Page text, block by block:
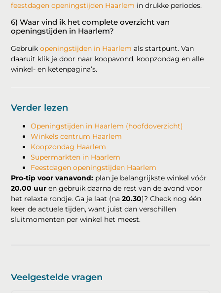
feestdagen openingstijden Haarlem in drukke periodes.
6) Waar vind ik het complete overzicht van
openingstijden in Haarlem?
Gebruikopeningstijden in Haarlem als startpunt. Van
daaruit klik je door naar koopavond, koopzondag en alle
winkel- en ketenpagina’s.
Verder lezen
Openingstijden in Haarlem (hoofdoverzicht)
Winkels centrum Haarlem
Koopzondag Haarlem
Supermarkten in Haarlem
Feestdagen openingstijden Haarlem
Pro-tip voor vanavond: plan je belangrijkste winkel vóór
20.00 uur en gebruik daarna de rest van de avond voor
het relaxte rondje. Ga je laat (na20.30)? Check nog één
keer de actuele tijden, want juist dan verschillen
sluitmomenten per winkel het meest.
Veelgestelde vragen